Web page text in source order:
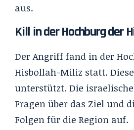
aus.
Kill in der Hochburg der
Der Angriff fand in der
Hisbollah-Miliz statt.
unterstützt. Die
Fragen über das Ziel und
Folgen für die Region auf.